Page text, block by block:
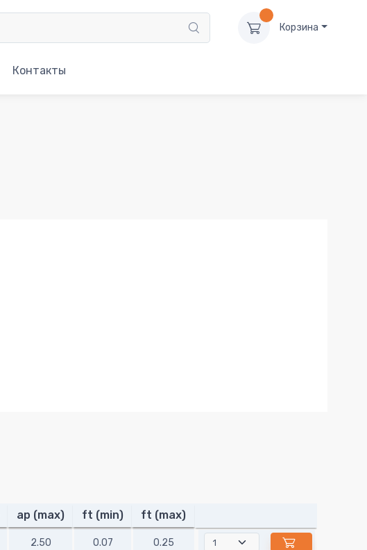
Корзина
Контакты
ap (max) ft (min) ft (max)
2.50 0.07 0.25